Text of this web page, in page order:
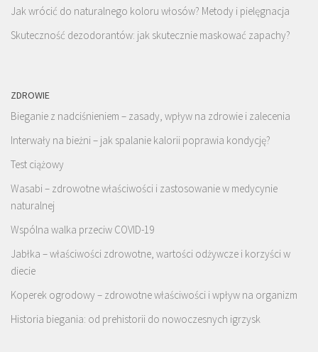
Jak wrócić do naturalnego koloru włosów? Metody i pielęgnacja
Skuteczność dezodorantów: jak skutecznie maskować zapachy?
ZDROWIE
Bieganie z nadciśnieniem – zasady, wpływ na zdrowie i zalecenia
Interwały na bieżni – jak spalanie kalorii poprawia kondycję?
Test ciążowy
Wasabi – zdrowotne właściwości i zastosowanie w medycynie
naturalnej
Wspólna walka przeciw COVID-19
Jabłka – właściwości zdrowotne, wartości odżywcze i korzyści w
diecie
Koperek ogrodowy – zdrowotne właściwości i wpływ na organizm
Historia biegania: od prehistorii do nowoczesnych igrzysk